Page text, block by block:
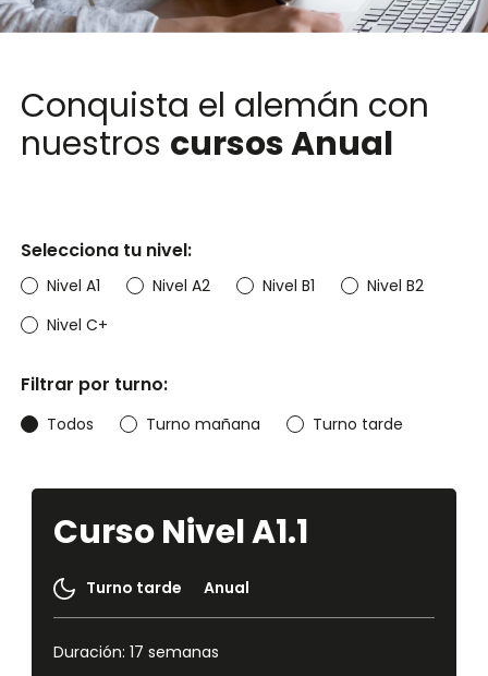
Conquista el alemán con
nuestros cursos Anual
Selecciona tu nivel:
Nivel A1 Nivel A2 Nivel B1
Nivel B2
Nivel C+
Filtrar por turno:
Todos Turno mañana Turno tarde
Curso Nivel A1.1
Turno tarde Anual
Duración: 17 semanas